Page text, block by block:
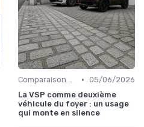
Comparaison des Modèles • 05/06/2026
La VSP comme deuxième
véhicule du foyer : un usage
qui monte en silence